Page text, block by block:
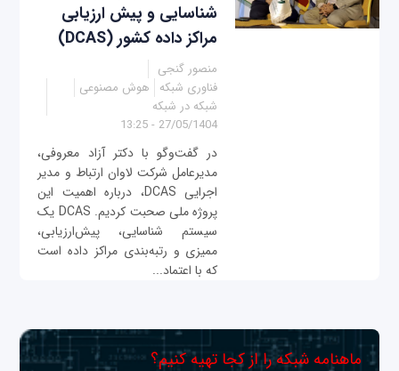
شناسایی و پیش ارزیابی
مراکز داده کشور (DCAS)
منصور گنجی
فناوری شبکه
هوش مصنوعی
شبکه در شبکه
27/05/1404 - 13:25
در گفت‌وگو با دکتر آزاد معروفی،
مدیرعامل شرکت لاوان ارتباط و مدیر
اجرایی DCAS، درباره اهمیت این
پروژه ملی صحبت کردیم. DCAS یک
سیستم شناسایی، پیش‌ارزیابی،
ممیزی و رتبه‌بندی مراکز داده است
که با اعتماد...
ماهنامه شبکه را از کجا تهیه کنیم؟